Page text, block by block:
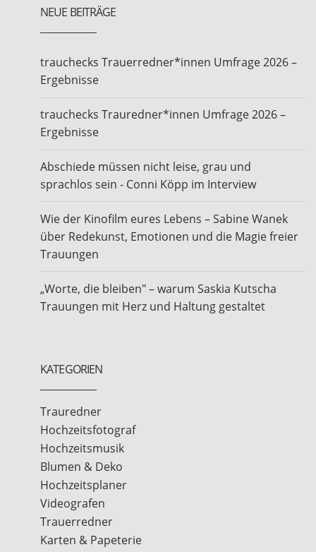
NEUE BEITRÄGE
trauchecks Trauerredner*innen Umfrage 2026 –
Ergebnisse
trauchecks Trauredner*innen Umfrage 2026 –
Ergebnisse
Abschiede müssen nicht leise, grau und
sprachlos sein - Conni Köpp im Interview
Wie der Kinofilm eures Lebens – Sabine Wanek
über Redekunst, Emotionen und die Magie freier
Trauungen
„Worte, die bleiben" – warum Saskia Kutscha
Trauungen mit Herz und Haltung gestaltet
KATEGORIEN
Trauredner
Hochzeitsfotograf
Hochzeitsmusik
Blumen & Deko
Hochzeitsplaner
Videografen
Trauerredner
Karten & Papeterie